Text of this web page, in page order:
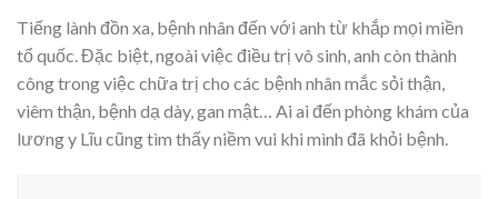
Tiếng lành đồn xa, bệnh nhân đến với anh từ khắp mọi miền
tổ quốc. Đặc biệt, ngoài việc điều trị vô sinh, anh còn thành
công trong việc chữa trị cho các bệnh nhân mắc sỏi thận,
viêm thận, bệnh dạ dày, gan mật… Ai ai đến phòng khám của
lương y Lĩu cũng tìm thấy niềm vui khi mình đã khỏi bệnh.